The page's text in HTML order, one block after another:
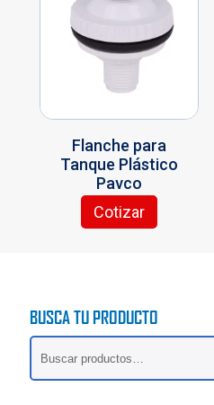
Flanche para
Tanque Plástico
Pavco
Cotizar
Este
Las
opciones
BUSCA TU PRODUCTO